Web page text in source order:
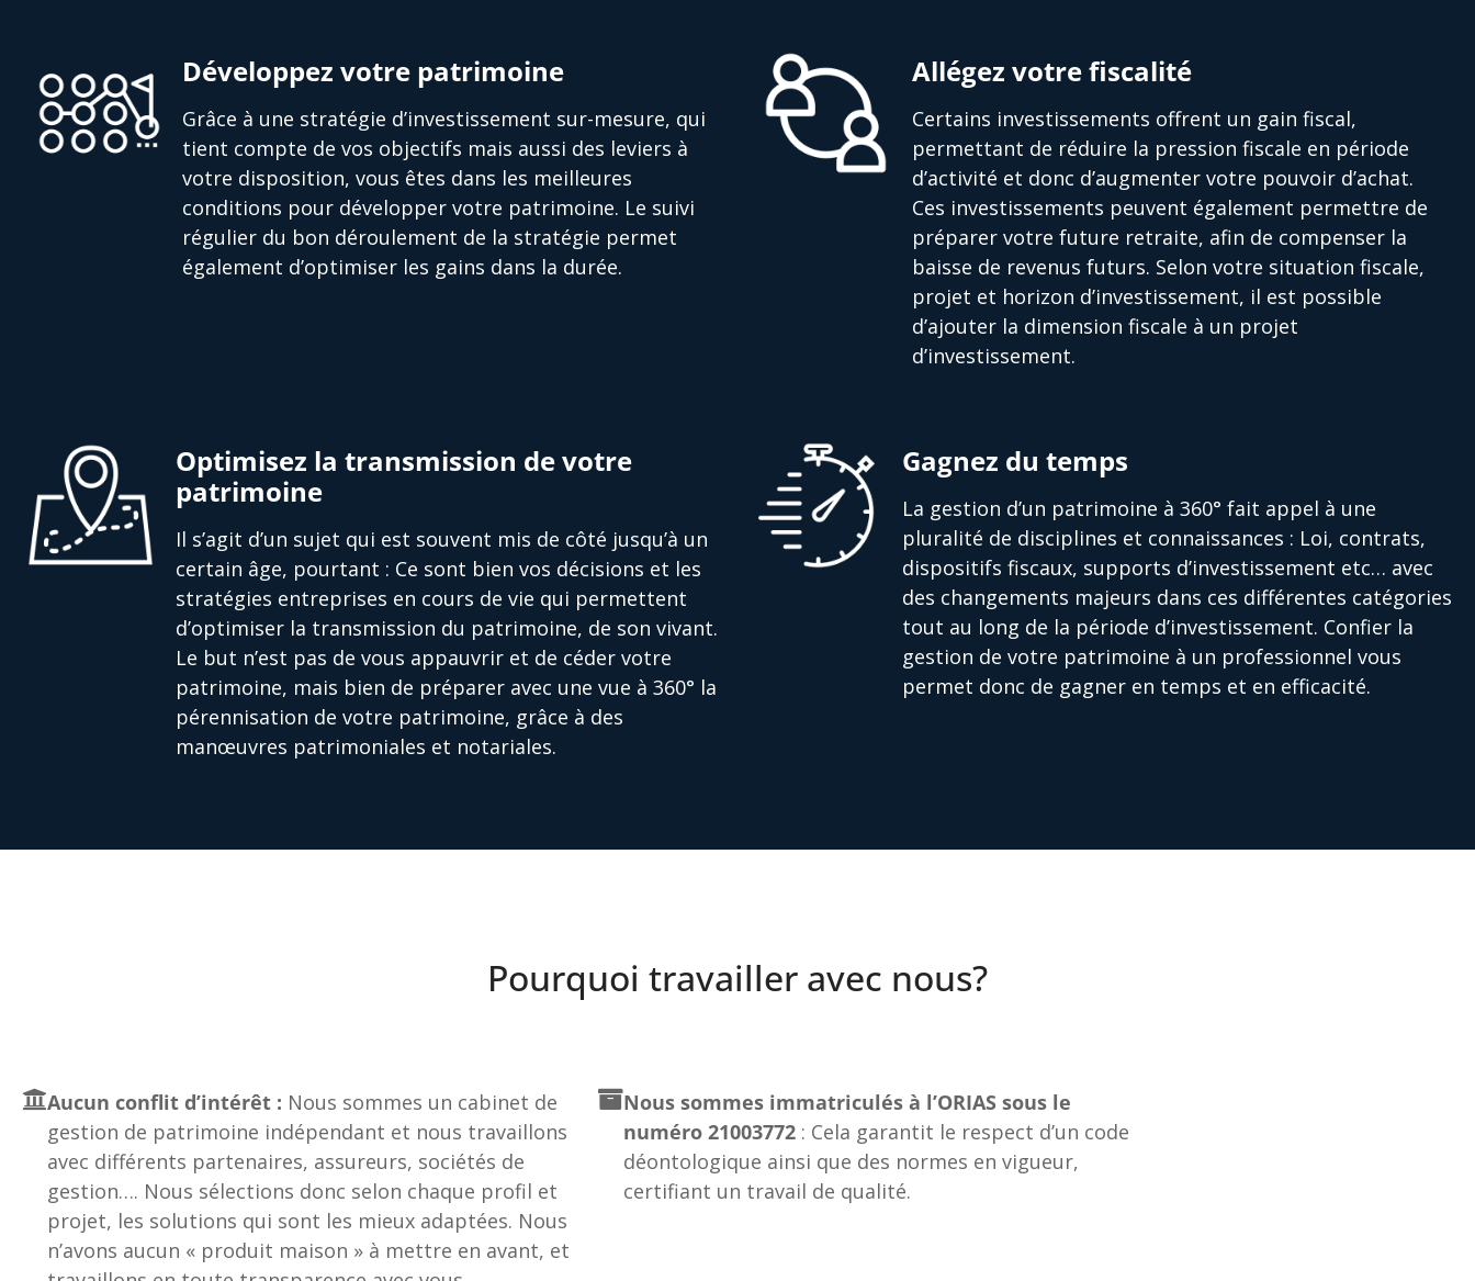
Développez votre patrimoine
Grâce à une stratégie d’investissement sur-mesure, qui
tient compte de vos objectifs mais aussi des leviers à
votre disposition, vous êtes dans les meilleures
conditions pour développer votre patrimoine. Le suivi
régulier du bon déroulement de la stratégie permet
également d’optimiser les gains dans la durée.
Allégez votre fiscalité
Certains investissements offrent un gain fiscal,
permettant de réduire la pression fiscale en période
d’activité et donc d’augmenter votre pouvoir d’achat.
Ces investissements peuvent également permettre de
préparer votre future retraite, afin de compenser la
baisse de revenus futurs. Selon votre situation fiscale,
projet et horizon d’investissement, il est possible
d’ajouter la dimension fiscale à un projet
d’investissement.
Optimisez la transmission de votre
patrimoine
Il s’agit d’un sujet qui est souvent mis de côté jusqu’à un
certain âge, pourtant : Ce sont bien vos décisions et les
stratégies entreprises en cours de vie qui permettent
d’optimiser la transmission du patrimoine, de son vivant.
Le but n’est pas de vous appauvrir et de céder votre
patrimoine, mais bien de préparer avec une vue à 360° la
pérennisation de votre patrimoine, grâce à des
manœuvres patrimoniales et notariales.
Gagnez du temps
La gestion d’un patrimoine à 360° fait appel à une
pluralité de disciplines et connaissances : Loi, contrats,
dispositifs fiscaux, supports d’investissement etc… avec
des changements majeurs dans ces différentes catégories
tout au long de la période d’investissement. Confier la
gestion de votre patrimoine à un professionnel vous
permet donc de gagner en temps et en efficacité.
Pourquoi travailler avec nous?
Aucun conflit d’intérêt : Nous sommes un cabinet de
gestion de patrimoine indépendant et nous travaillons
avec différents partenaires, assureurs, sociétés de
gestion…. Nous sélections donc selon chaque profil et
projet, les solutions qui sont les mieux adaptées. Nous
n’avons aucun « produit maison » à mettre en avant, et
Nous sommes immatriculés à l’ORIAS sous le
numéro 21003772: Cela garantit le respect d’un code
déontologique ainsi que des normes en vigueur,
certifiant un travail de qualité.